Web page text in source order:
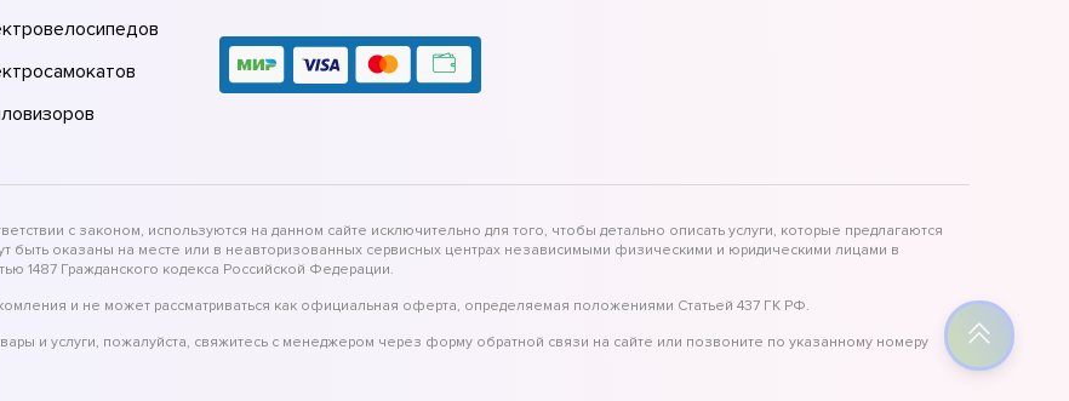
с законом, используются на данном сайте исключительно для того, чтобы детально описать услуги, которые предлагаются
быть оказаны на месте или в неавторизованных сервисных центрах независимыми физическими и юридическими лицами в
1487 Гражданского кодекса Российской Федерации.
и не может рассматриваться как официальная оферта, определяемая положениями Статьей 437 ГК РФ.
и услуги, пожалуйста, свяжитесь с менеджером через форму обратной связи на сайте или позвоните по указанному номеру